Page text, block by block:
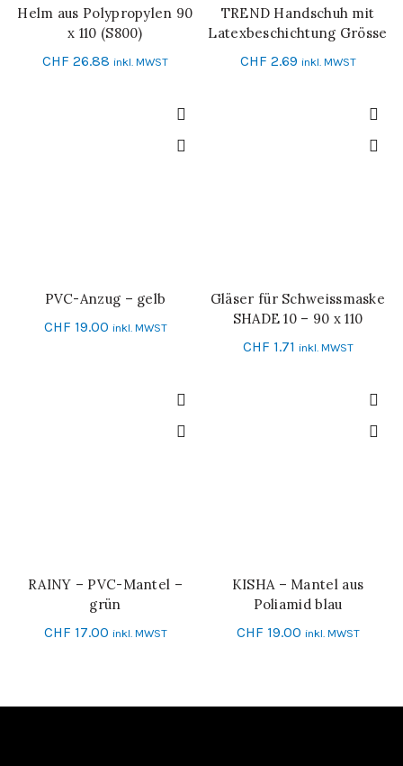
IN DEN WARENKORB
Helm aus Polypropylen 90
x 110 (S800)
CHF 26.88 inkl. MWST
IN DEN WARENKORB
TREND Handschuh mit
Latexbeschichtung Grösse
10
CHF 2.69 inkl. MWST
IN DEN WARENKORB
PVC-Anzug – gelb
CHF 19.00 inkl. MWST
IN DEN WARENKORB
Gläser für Schweissmaske
SHADE 10 – 90 x 110
CHF 1.71 inkl. MWST
IN DEN WARENKORB
RAINY – PVC-Mantel –
grün
CHF 17.00 inkl. MWST
IN DEN WARENKORB
KISHA – Mantel aus
Poliamid blau
CHF 19.00 inkl. MWST